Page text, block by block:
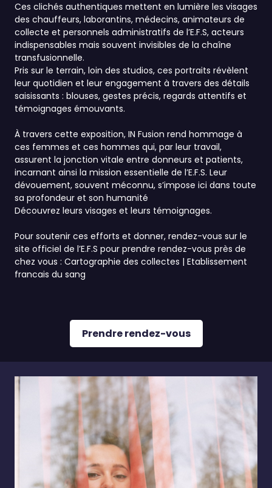
Ces clichés authentiques mettent en lumière les visages
des chauffeurs, laborantins, médecins, animateurs de
collecte et personnels administratifs de l’E.F.S, acteurs
indispensables mais souvent invisibles de la chaîne
transfusionnelle.
Pris sur le terrain, loin des studios, ces portraits révèlent
leur quotidien et leur engagement à travers des détails
saisissants : blouses, gestes précis, regards attentifs et
témoignages émouvants.
À travers cette exposition, IN Fusion rend hommage à
ces femmes et ces hommes qui, par leur travail,
assurent la jonction vitale entre donneurs et patients,
incarnant ainsi la mission essentielle de l’E.F.S. Leur
dévouement, souvent méconnu, s’impose ici dans toute
sa profondeur et son humanité
Découvrez leurs visages et leurs témoignages.
Pour soutenir ces efforts et donner, rendez-vous sur le
site officiel de l’E.F.S pour prendre rendez-vous près de
chez vous : Cartographie des collectes | Etablissement
francais du sang
Prendre rendez-vous